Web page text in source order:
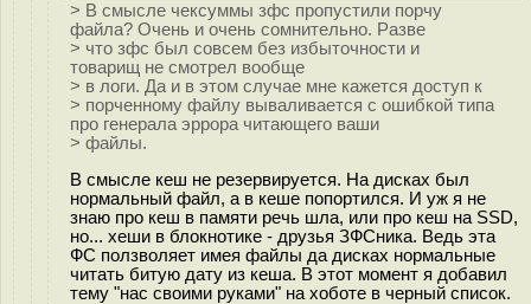
> В смысле чексуммы зфс пропустили порчу
файла? Очень и очень сомнительно. Разве
> что зфс был совсем без избыточности и
товарищ не смотрел вообще
> в логи. Да и в этом случае мне кажется доступ к
> порченному файлу вываливается с ошибкой типа
про генерала эррора читающего ваши
> файлы.
В смысле кеш не резервируется. На дисках был
нормальный файл, а в кеше попортился. И уж я не
знаю про кеш в памяти речь шла, или про кеш на SSD,
но... хеши в блокнотике - друзья ЗФСника. Ведь эта
ФС ползволяет имея файлы да дисках нормальные
читать битую дату из кеша. В этот момент я добавил
тему "нас своими руками" на хоботе в черный список.